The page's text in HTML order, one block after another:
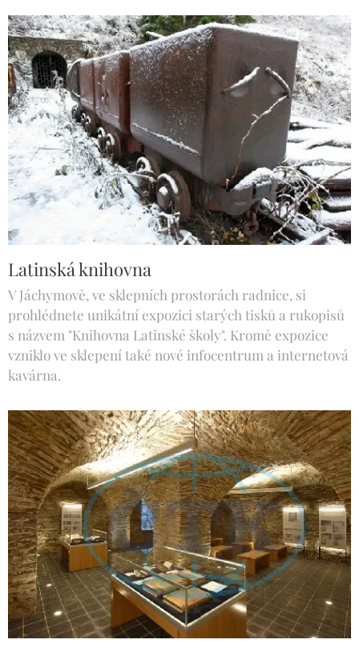
Latinská knihovna
V Jáchymově, ve sklepních prostorách radnice, si
prohlédnete unikátní expozici starých tisků a rukopisů
s názvem "Knihovna Latinské školy". Kromě expozice
vzniklo ve sklepení také nové infocentrum a internetová
kavárna.